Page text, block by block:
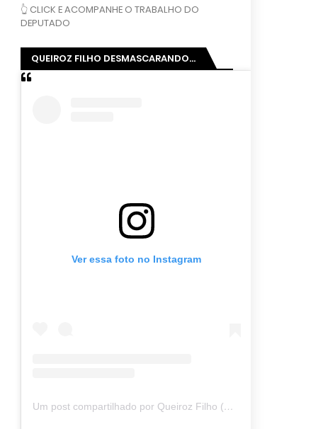
👆 CLICK E ACOMPANHE O TRABALHO DO
DEPUTADO
QUEIROZ FILHO DESMASCARANDO...
Ver essa foto no Instagram
Um post compartilhado por Queiroz Filho (@queirozmfilho)